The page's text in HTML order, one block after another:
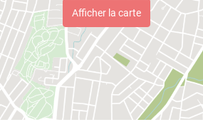
Afficher la carte